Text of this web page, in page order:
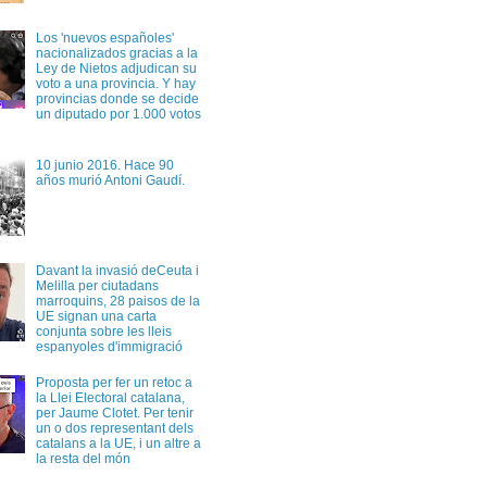
Los 'nuevos españoles'
nacionalizados gracias a la
Ley de Nietos adjudican su
voto a una provincia. Y hay
provincias donde se decide
un diputado por 1.000 votos
10 junio 2016. Hace 90
años murió Antoni Gaudí.
Davant la invasió deCeuta i
Melilla per ciutadans
marroquins, 28 paisos de la
UE signan una carta
conjunta sobre les lleis
espanyoles d'immigració
Proposta per fer un retoc a
la Llei Electoral catalana,
per Jaume Clotet. Per tenir
un o dos representant dels
catalans a la UE, i un altre a
la resta del món